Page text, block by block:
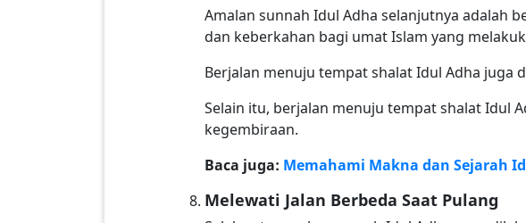
Amalan sunnah Idul Adha selanjutnya adalah
dan keberkahan bagi umat Islam yang
Berjalan menuju tempat shalat Idul Adha juga
Selain itu, berjalan menuju tempat shalat Idul
kegembiraan.
Baca juga: Memahami Makna dan Sejarah
Melewati Jalan Berbeda Saat Pulang